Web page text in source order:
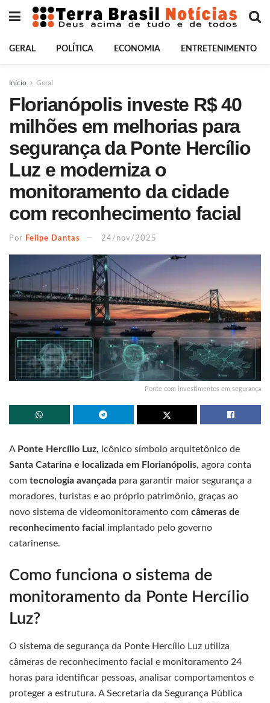
GERAL POLÍTICA ECONOMIA ENTRETENIMENTO
Início Geral
Florianópolis investe R$ 40
milhões em melhorias para
segurança da Ponte Hercílio
Luz e moderniza o
monitoramento da cidade
com reconhecimento facial
Por Felipe Dantas 24/nov/2025
Ponte com investimentos em segurança
A Ponte Hercílio Luz, icônico símbolo arquitetônico de
Santa Catarina e localizada em Florianópolis, agora conta
com tecnologia avançada para garantir maior segurança a
moradores, turistas e ao próprio patrimônio, graças ao
novo sistema de videomonitoramento com câmeras de
reconhecimento facial implantado pelo governo
catarinense.
Como funciona o sistema de
monitoramento da Ponte Hercílio
Luz?
O sistema de segurança da Ponte Hercílio Luz utiliza
câmeras de reconhecimento facial e monitoramento 24
horas para identificar pessoas, analisar comportamentos e
proteger a estrutura. A Secretaria da Segurança Pública